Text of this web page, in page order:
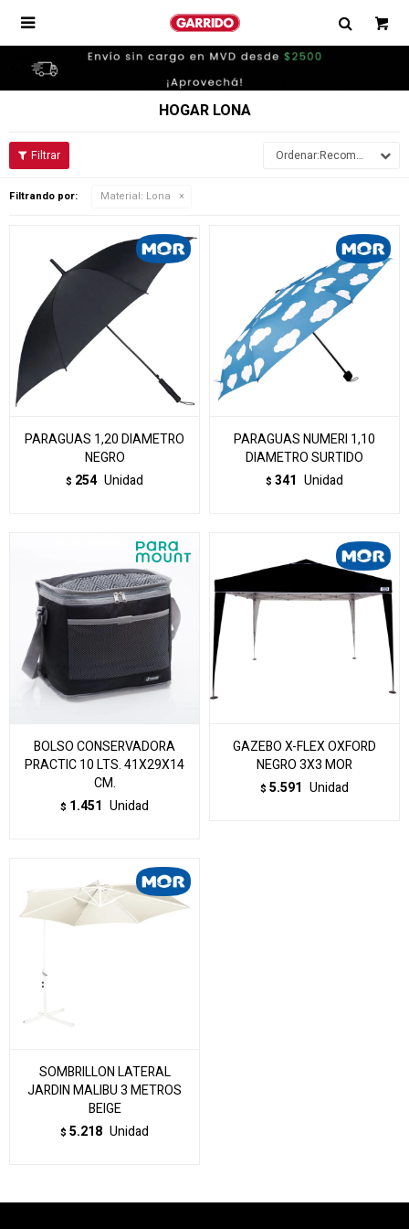

HOGAR LONA
Recomendados
Filtrando por: Material: Lona
PARAGUAS 1,20 DIAMETRO
NEGRO
$ 254 Unidad
PARAGUAS NUMERI 1,10
DIAMETRO SURTIDO
$ 341 Unidad
BOLSO CONSERVADORA
PRACTIC 10 LTS. 41X29X14
CM.
$ 1.451 Unidad
GAZEBO X-FLEX OXFORD
NEGRO 3X3 MOR
$ 5.591 Unidad
SOMBRILLON LATERAL
JARDIN MALIBU 3 METROS
BEIGE
$ 5.218 Unidad